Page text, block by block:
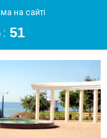
на сайті
: 52
Южный